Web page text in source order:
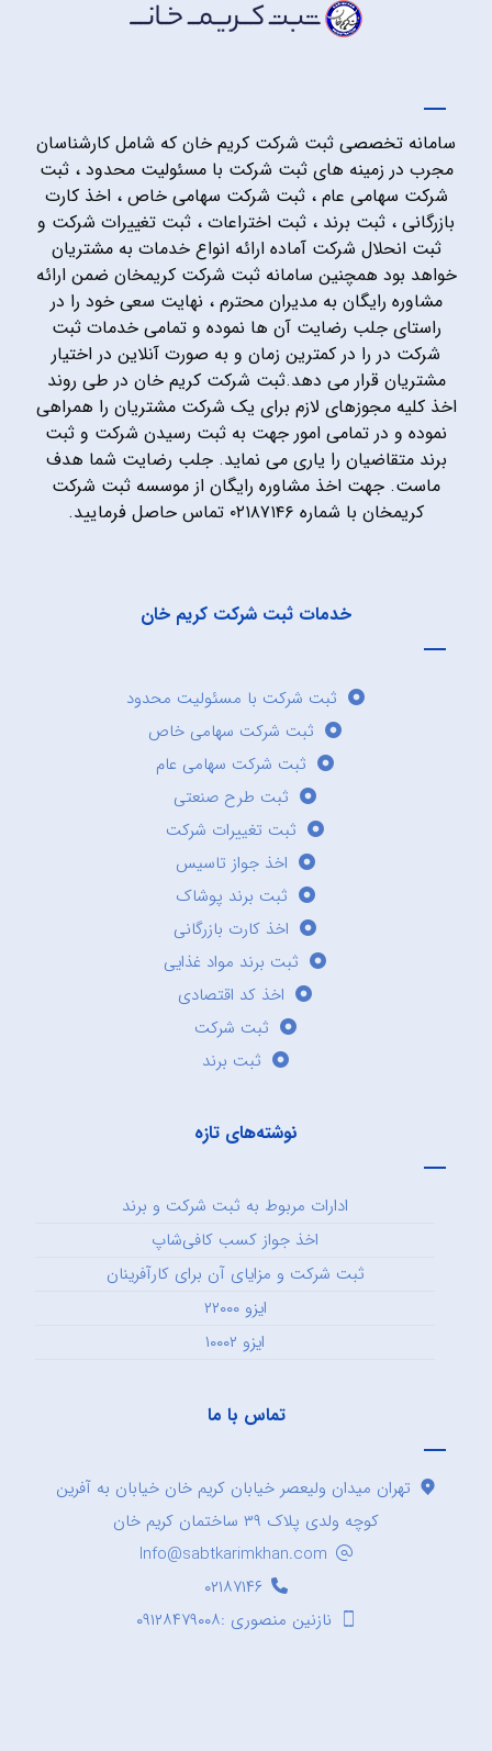
سامانه تخصصی ثبت شرکت کریم خان که شامل کارشناسان
مجرب در زمینه های ثبت شرکت با مسئولیت محدود ، ثبت
شرکت سهامی عام ، ثبت شرکت سهامی خاص ، اخذ کارت
بازرگانی ، ثبت برند ، ثبت اختراعات ، ثبت تغییرات شرکت و
ثبت انحلال شرکت آماده ارائه انواع خدمات به مشتریان
خواهد بود همچنین سامانه ثبت شرکت کریمخان ضمن ارائه
مشاوره رایگان به مدیران محترم ، نهایت سعی خود را در
راستای جلب رضایت آن ها نموده و تمامی خدمات ثبت
شرکت در را در کمترین زمان و به صورت آنلاین در اختیار
مشتریان قرار می دهد.ثبت شرکت کریم خان در طی روند
اخذ کلیه مجوزهای لازم برای یک شرکت مشتریان را همراهی
نموده و در تمامی امور جهت به ثبت رسیدن شرکت و ثبت
برند متقاضیان را یاری می نماید. جلب رضایت شما هدف
ماست. جهت اخذ مشاوره رایگان از موسسه ثبت شرکت
کریمخان با شماره ۰۲۱۸۷۱۴۶ تماس حاصل فرمایید.
خدمات ثبت شرکت کریم خان
ثبت شرکت با مسئولیت محدود
ثبت شرکت سهامی خاص
ثبت شرکت سهامی عام
ثبت طرح صنعتی
ثبت تغییرات شرکت
اخذ جواز تاسیس
ثبت برند پوشاک
اخذ کارت بازرگانی
ثبت برند مواد غذایی
اخذ کد اقتصادی
ثبت شرکت
ثبت برند
نوشته‌های تازه
ادارات مربوط به ثبت شرکت و برند
اخذ جواز کسب کافی‌شاپ
ثبت شرکت و مزایای آن برای کارآفرینان
ایزو ۲۲۰۰۰
ایزو ۱۰۰۰۲
تماس با ما
تهران میدان ولیعصر خیابان کریم خان خیابان به آفرین
کوچه ولدی پلاک ۳۹ ساختمان کریم خان
Info@sabtkarimkhan.com
۰۲۱۸۷۱۴۶
نازنین منصوری :۰۹۱۲۸۴۷۹۰۰۸